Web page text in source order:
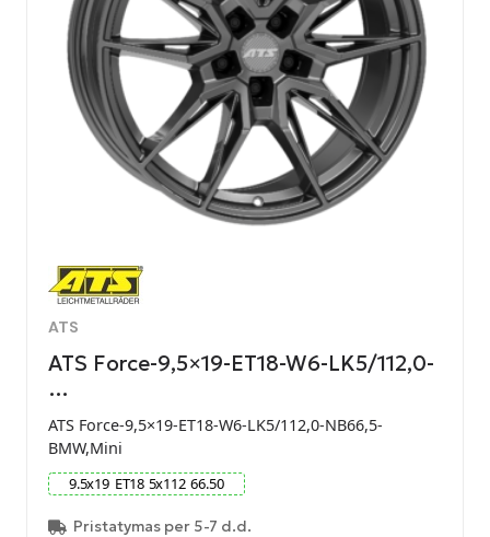
ATS
ATS Force-9,5×19-ET18-W6-LK5/112,0-
…
ATS Force-9,5×19-ET18-W6-LK5/112,0-NB66,5-
BMW,Mini
9.5x19 ET18 5x112 66.50
Pristatymas per 5-7 d.d.